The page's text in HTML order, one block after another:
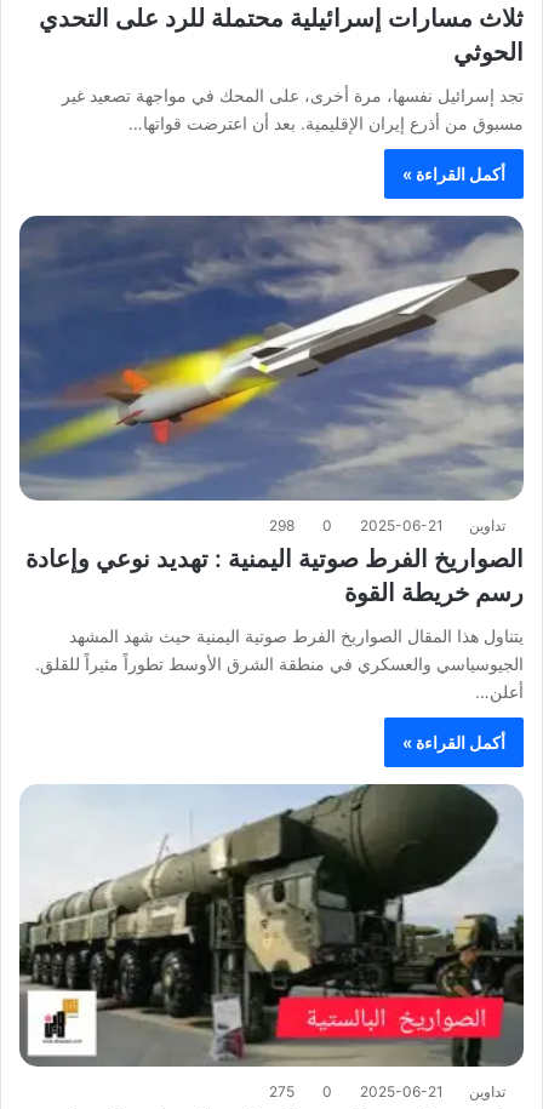
ثلاث مسارات إسرائيلية محتملة للرد على التحدي
الحوثي
تجد إسرائيل نفسها، مرة أخرى، على المحك في مواجهة تصعيد غير
مسبوق من أذرع إيران الإقليمية. بعد أن اعترضت قواتها…
أكمل القراءة »
تداوين 2025-06-21
0
298
الصواريخ الفرط صوتية اليمنية : تهديد نوعي وإعادة
رسم خريطة القوة
يتناول هذا المقال الصواريخ الفرط صوتية اليمنية حيث شهد المشهد
الجيوسياسي والعسكري في منطقة الشرق الأوسط تطوراً مثيراً للقلق.
أعلن…
أكمل القراءة »
تداوين 2025-06-21
0
275